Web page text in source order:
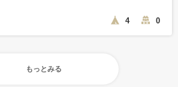
4 0
もっとみる